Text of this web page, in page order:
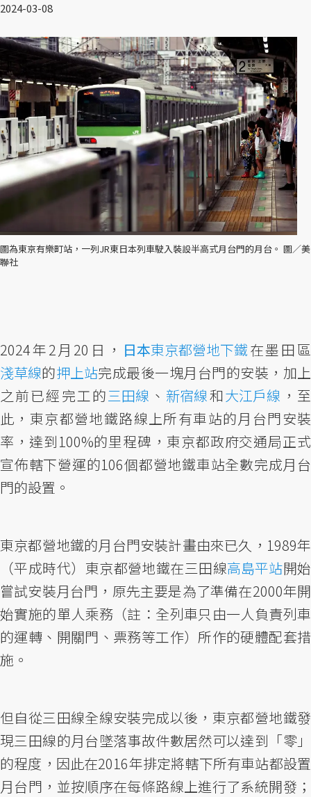
2024-03-08
圖為東京有樂町站，一列JR東日本列車駛入裝設半高式月台門的月台。 圖／美
聯社
2024年2月20日， 日本東京都營地下鐵在墨田區
淺草線的押上站完成最後一塊月台門的安裝，加上
之前已經完工的三田線 、 新宿線和大江戶線 ，至
此，東京都營地鐵路線上所有車站的月台門安裝
率，達到100%的里程碑，東京都政府交通局正式
宣佈轄下營運的106個都營地鐵車站全數完成月台
門的設置。
東京都營地鐵的月台門安裝計畫由來已久，1989年
（平成時代）東京都營地鐵在三田線高島平站開始
嘗試安裝月台門，原先主要是為了準備在2000年開
始實施的單人乘務（註：全列車只由一人負責列車
的運轉、開關門、票務等工作）所作的硬體配套措
施。
但自從三田線全線安裝完成以後，東京都營地鐵發
現三田線的月台墜落事故件數居然可以達到「零」
的程度，因此在2016年排定將轄下所有車站都設置
月台門，並按順序在每條路線上進行了系統開發；